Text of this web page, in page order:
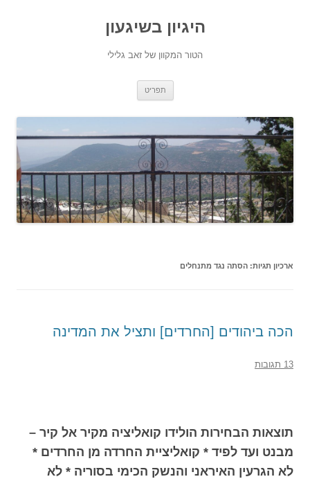
היגיון בשיגעון
הטור המקוון של זאב גלילי
תפריט
ארכיון תגיות: הסתה נגד מתנחלים
הכה ביהודים [החרדים] ותציל את המדינה
13 תגובות
תוצאות הבחירות הולידו קואליציה מקיר אל קיר –
מבנט ועד לפיד * קואליציית החרדה מן החרדים *
לא הגרעין האיראני והנשק הכימי בסוריה * לא